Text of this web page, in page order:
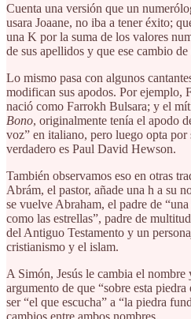
Cuenta una versión que un
usara Joaane, no iba a tener éxito;
una K por la suma de los valores
de sus apellidos y que ese cambio
Lo mismo pasa con algunos
modifican sus apodos. Por ejemplo,
nació como Farrokh Bulsara; y el
Bono, originalmente tenía el apodo
voz” en italiano, pero luego opta
verdadero es Paul David Hewson.
También observamos eso en otras
Abrám, el pastor, añade una h a su
se vuelve Abraham, el padre de
como las estrellas”, padre de
del Antiguo Testamento y un
cristianismo y el islam.
A Simón, Jesús le cambia el nombre
argumento de que “sobre esta
ser “el que escucha” a “la piedra
cambios entre ambos nombres.